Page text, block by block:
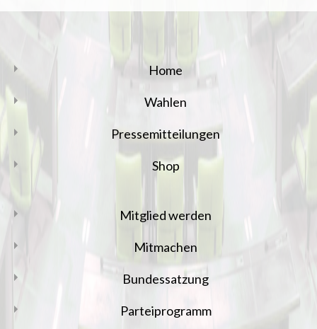
Home
Wahlen
Pressemitteilungen
Shop
Mitglied werden
Mitmachen
Bundessatzung
Parteiprogramm